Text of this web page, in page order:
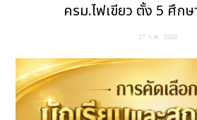
ครม.ไฟเขียว ตั้ง 5 ศึกษ
27 ก.ค. 2569